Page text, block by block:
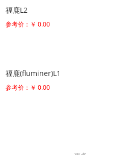
福鹿L2
参考价：￥ 0.00
福鹿(fluminer)L1
参考价：￥ 0.00